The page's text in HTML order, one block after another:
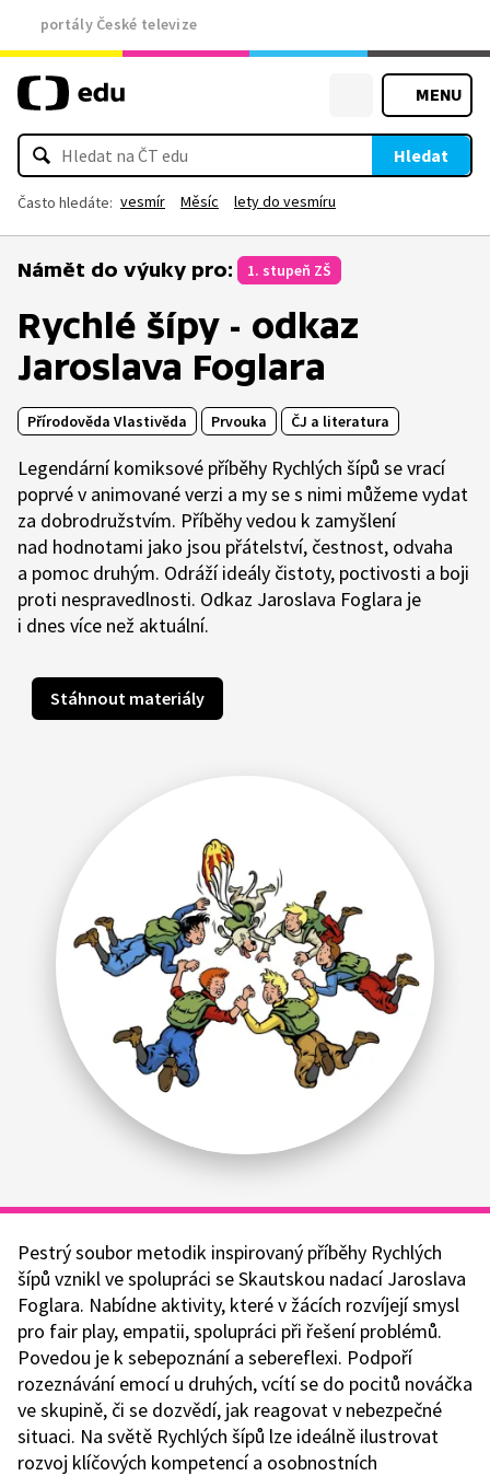
portály České televize
MENU
Hledat
Často hledáte: vesmír Měsíc lety do vesmíru
Námět do výuky pro: 1. stupeň ZŠ
Rychlé šípy - odkaz
Jaroslava Foglara
Přírodověda Vlastivěda Prvouka ČJ a literatura
Legendární komiksové příběhy Rychlých šípů se vrací
poprvé v animované verzi a my se s nimi můžeme vydat
za dobrodružstvím. Příběhy vedou k zamyšlení
nad hodnotami jako jsou přátelství, čestnost, odvaha
a pomoc druhým. Odráží ideály čistoty, poctivosti a boji
proti nespravedlnosti. Odkaz Jaroslava Foglara je
i dnes více než aktuální.
Stáhnout materiály
Pestrý soubor metodik inspirovaný příběhy Rychlých
šípů vznikl ve spolupráci se Skautskou nadací Jaroslava
Foglara. Nabídne aktivity, které v žácích rozvíjejí smysl
pro fair play, empatii, spolupráci při řešení problémů.
Povedou je k sebepoznání a sebereflexi. Podpoří
rozeznávání emocí u druhých, vcítí se do pocitů nováčka
ve skupině, či se dozvědí, jak reagovat v nebezpečné
situaci. Na světě Rychlých šípů lze ideálně ilustrovat
rozvoj klíčových kompetencí a osobnostních